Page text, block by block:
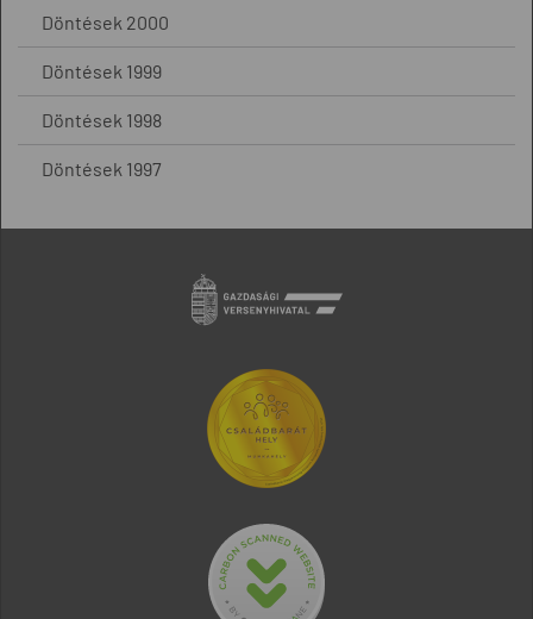
Döntések 2000
Döntések 1999
Döntések 1998
Döntések 1997